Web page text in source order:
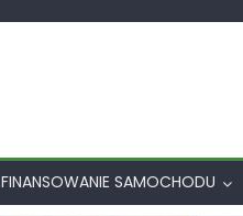
FINANSOWANIE SAMOCHODU